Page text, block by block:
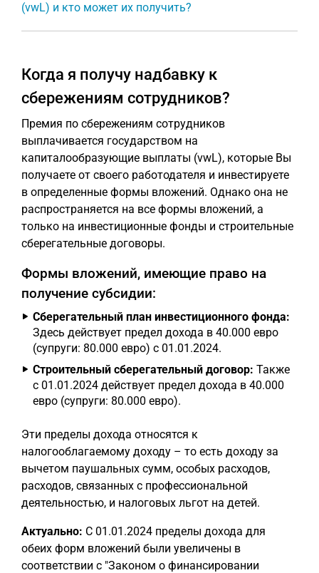
(vwL) и кто может их получить?
Когда я получу надбавку к
сбережениям сотрудников?
Премия по сбережениям сотрудников
выплачивается государством на
капиталообразующие выплаты (vwL), которые Вы
получаете от своего работодателя и инвестируете
в определенные формы вложений. Однако она не
распространяется на все формы вложений, а
только на инвестиционные фонды и строительные
сберегательные договоры.
Формы вложений, имеющие право на
получение субсидии:
Сберегательный план инвестиционного фонда:
Здесь действует предел дохода в 40.000 евро
(супруги: 80.000 евро) с 01.01.2024.
Строительный сберегательный договор: Также
с 01.01.2024 действует предел дохода в 40.000
евро (супруги: 80.000 евро).
Эти пределы дохода относятся к
налогооблагаемому доходу – то есть доходу за
вычетом паушальных сумм, особых расходов,
расходов, связанных с профессиональной
деятельностью, и налоговых льгот на детей.
Актуально: С 01.01.2024 пределы дохода для
обеих форм вложений были увеличены в
соответствии с "Законом о финансировании